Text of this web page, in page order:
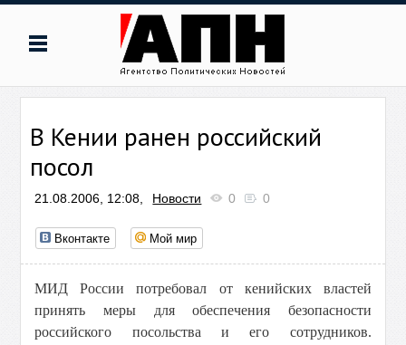
В Кении ранен российский
посол
21.08.2006, 12:08, Новости 0 0
Вконтакте Мой мир
МИД России потребовал от кенийских властей
принять меры для обеспечения безопасности
российского посольства и его сотрудников.